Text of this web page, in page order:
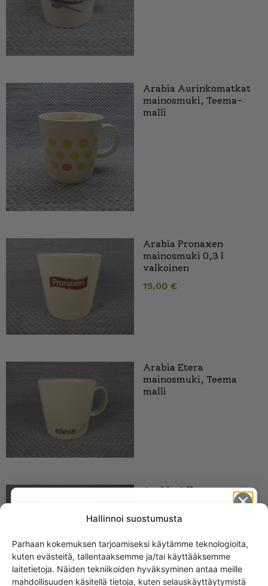
Hallinnoi suostumusta
Parhaan kokemuksen tarjoamiseksi käytämme teknologioita,
kuten evästeitä, tallentaaksemme ja/tai käyttääksemme
laitetietoja. Näiden tekniikoiden hyväksyminen antaa meille
mahdollisuuden käsitellä tietoja, kuten selauskäyttäytymistä
Arabia Aurinkomatkat
mainosmuki, Teema-
malli
Arabia Pronaxen
mainosmuki 0,3 l
valkoinen
15,00 €
Arabia Etera
mainosmuki, Teema
malli
Arabia Affecto
mainosmuki, Teema
malli
Get -5%
off?